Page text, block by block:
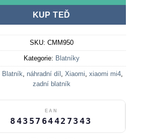
KUP TEĎ
SKU: CMM950
Kategorie: Blatníky
Blatník, náhradní díl , Xiaomi, xiaomi mi4,
zadní blatník
EAN
8435764427343